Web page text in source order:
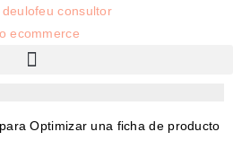
Optimizar una ficha de producto